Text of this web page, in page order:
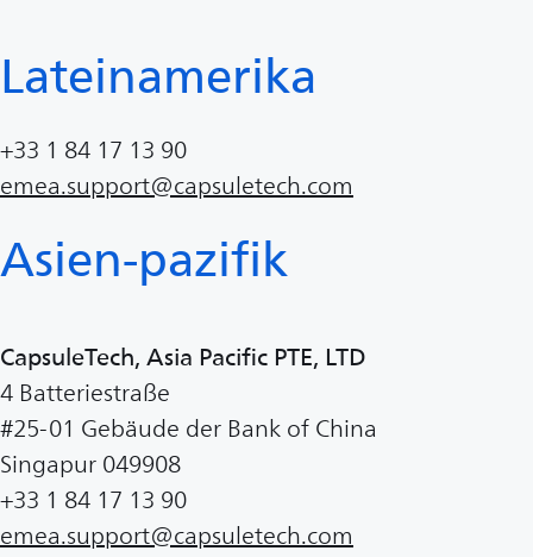
Lateinamerika
+33 1 84 17 13 90
emea.support@capsuletech.com
Asien-pazifik
CapsuleTech, Asia Pacific PTE, LTD
4 Batteriestraße
#25-01 Gebäude der Bank of China
Singapur 049908
+33 1 84 17 13 90
emea.support@capsuletech.com